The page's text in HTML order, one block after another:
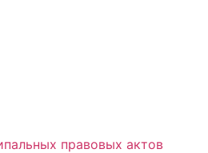
правовых актов